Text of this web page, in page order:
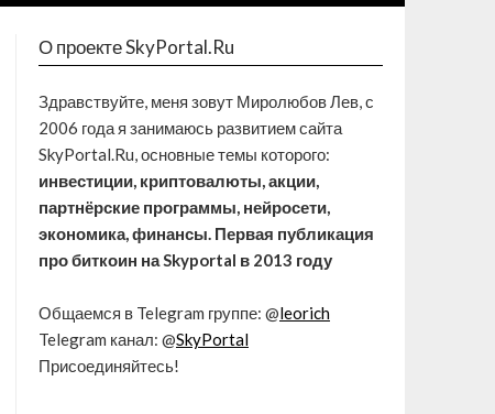
О проекте SkyPortal.Ru
Здравствуйте, меня зовут Миролюбов Лев, с
2006 года я занимаюсь развитием сайта
SkyPortal.Ru, основные темы которого:
инвестиции, криптовалюты, акции,
партнёрские программы, нейросети,
экономика, финансы. Первая публикация
про биткоин на Skyportal в 2013 году
Общаемся в Telegram группе: @leorich
Telegram канал: @SkyPortal
Присоединяйтесь!